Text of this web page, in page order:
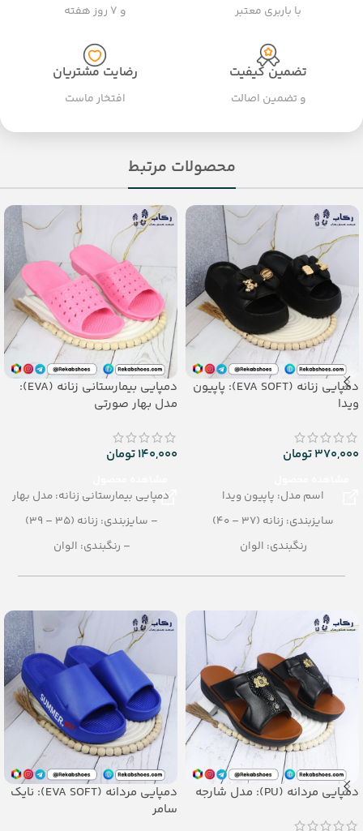
با باربری معتبر و ۷ روز هفته
تضمین کیفیت
و تضمین اصالت
رضایت مشتریان
افتخار ماست
محصولات مرتبط
دمپایی زنانه (EVA SOFT): پاپیون
ویدا
370,000تومان
اسم مدل: پاپیون ویدا
سایزبندی: زنانه (37 – 40)
رنگبندی: الوان
تعداد در کارتن: 12 جفت
دمپایی بیمارستانی زنانه (EVA):
مدل بهار صورتی
140,000تومان
دمپایی بیمارستانی زنانه: مدل بهار
– سایزبندی: زنانه (35 – 39)
– رنگبندی: الوان
– تعداد در کارتن: 36 جفت
دمپایی مردانه (PU): مدل شارجه
دمپایی مردانه (EVA SOFT): نایک
سامر